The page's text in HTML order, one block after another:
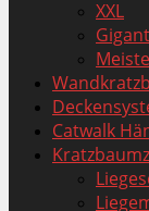
XXL
Gigant
Catwalk